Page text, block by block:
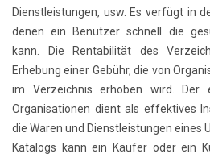
Dienstleistungen, usw. Es verfügt in
denen ein Benutzer schnell die
kann. Die Rentabilität des
Erhebung einer Gebühr, die von
im Verzeichnis erhoben wird. Der
Organisationen dient als effektives
die Waren und Dienstleistungen eines
Katalogs kann ein Käufer oder ein